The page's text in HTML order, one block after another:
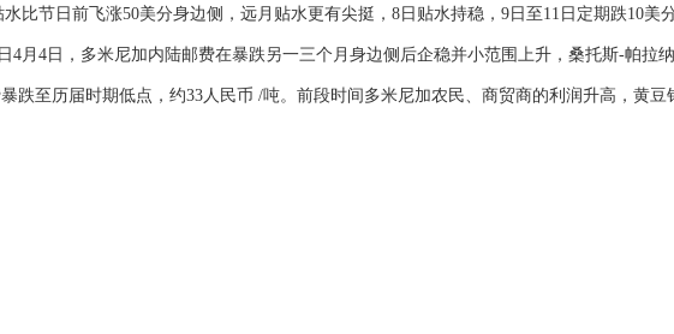
比节日前飞涨50美分身边侧，远月贴水更有尖挺，8日贴水持稳，9日至11日定期跌10美
月4日，多米尼加内陆邮费在暴跌另一三个月身边侧后企稳并小范围上升，桑托斯-帕拉
跌至历届时期低点，约33人民币 /吨。前段时间多米尼加农民、商贸商的利润升高，黄豆